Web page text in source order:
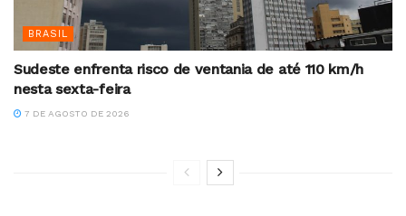
BRASIL
Sudeste enfrenta risco de ventania de até 110 km/h
nesta sexta-feira
7 DE AGOSTO DE 2026